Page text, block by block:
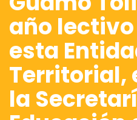
año lectivo
esta
Territorial,
la